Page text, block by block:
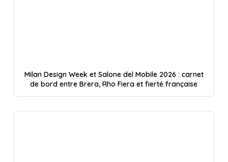
Milan Design Week et Salone del Mobile 2026 : carnet
de bord entre Brera, Rho Fiera et fierté française